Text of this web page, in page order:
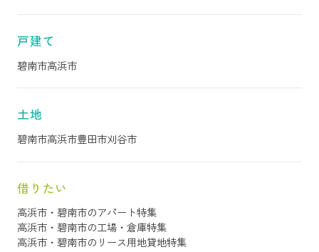
戸建て
碧南市高浜市
土地
碧南市高浜市豊田市刈谷市
借りたい
高浜市・碧南市のアパート特集
高浜市・碧南市の工場・倉庫特集
高浜市・碧南市のリース用地貸地特集